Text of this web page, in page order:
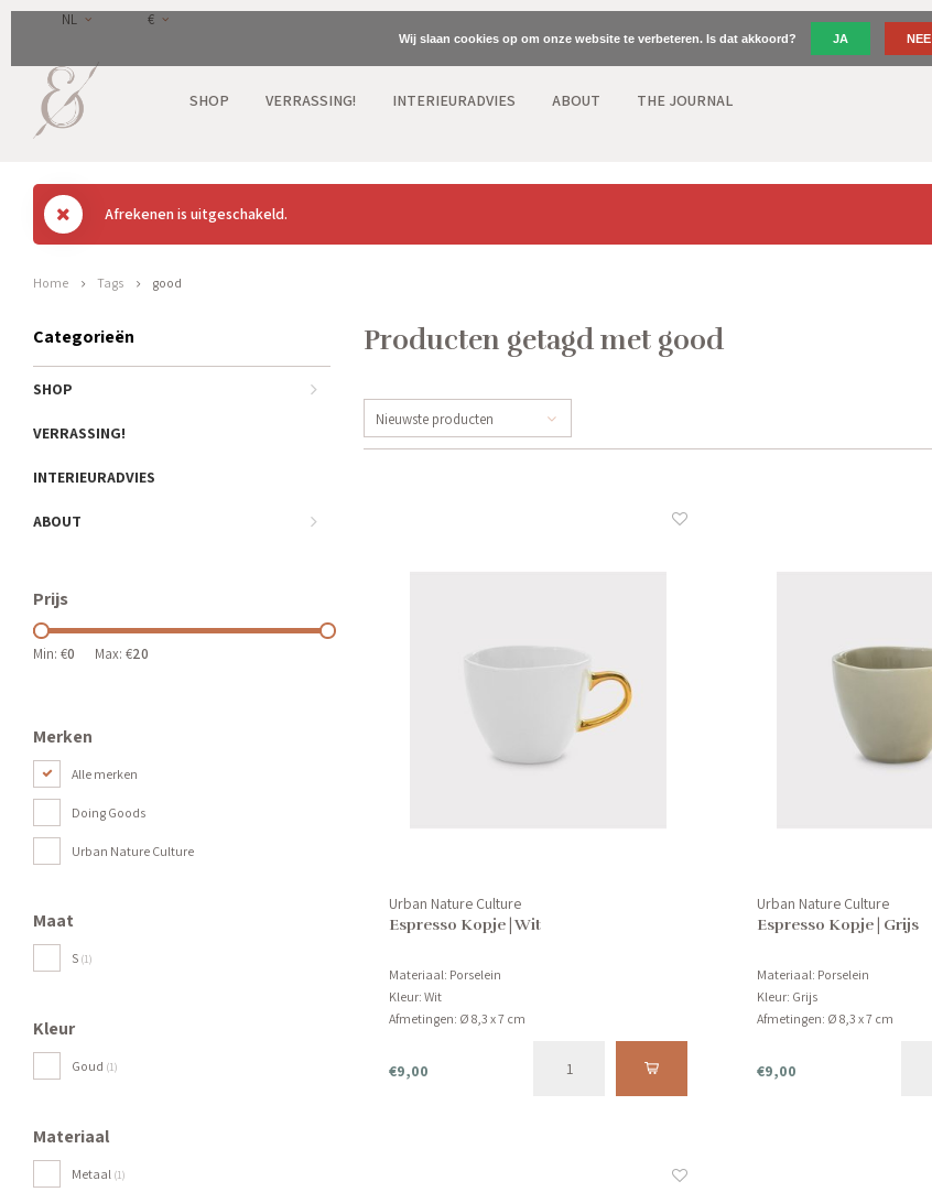
NL €
SHOP VERRASSING! INTERIEURADVIES ABOUT THE JOURNAL
Afrekenen is uitgeschakeld.
Home Tags good
Categorieën
SHOP
VERRASSING!
INTERIEURADVIES
ABOUT
Prijs
Min: €0 Max: €20
Merken
Alle merken
Doing Goods
Urban Nature Culture
Maat
S (1)
Kleur
Goud (1)
Materiaal
Metaal (1)
Producten getagd met good
Nieuwste producten
Urban Nature Culture
Espresso Kopje | Wit
Materiaal: Porselein
Kleur: Wit
Afmetingen: Ø 8,3 x 7 cm
€9,00
Urban Nature Culture
Espresso Kopje | Grijs
Materiaal: Porselein
Kleur: Grijs
Afmetingen: Ø 8,3 x 7 cm
€9,00
Wij slaan cookies op om onze website te verbeteren. Is dat akkoord? JA NEE